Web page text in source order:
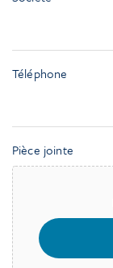
Téléphone
Pièce jointe